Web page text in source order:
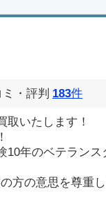
・評判 183件
取いたします！
年のベテランス
方の意思を尊重